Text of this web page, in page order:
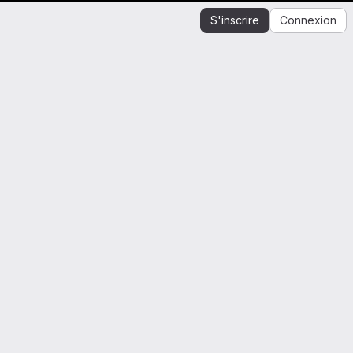
S'inscrire Connexion